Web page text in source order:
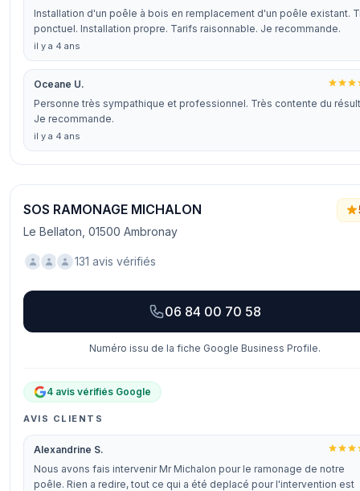
Installation d'un poêle à bois en remplacement d'un poêle existant.
ponctuel. Installation propre. Tarifs raisonnable. Je recommande.
il y a 4 ans
Oceane U.
Personne très sympathique et professionnel. Très contente du
Je recommande.
il y a 4 ans
SOS RAMONAGE MICHALON
Le Bellaton, 01500 Ambronay
131 avis vérifiés
06 84 00 70 58
Numéro issu de la fiche Google Business Profile.
4 avis vérifiés Google
AVIS CLIENTS
Alexandrine S.
Nous avons fais intervenir Mr Michalon pour le ramonage de notre
poêle. Rien a redire, tout ce qui a été deplacé pour l'intervention est